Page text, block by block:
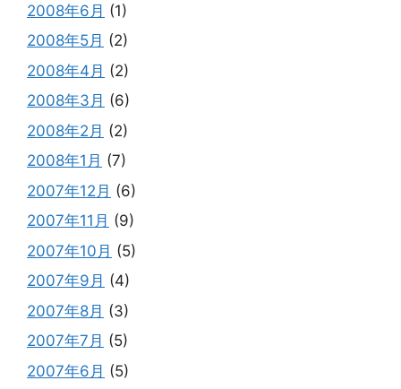
2008年6月 (1)
2008年5月 (2)
2008年4月 (2)
2008年3月 (6)
2008年2月 (2)
2008年1月 (7)
2007年12月 (6)
2007年11月 (9)
2007年10月 (5)
2007年9月 (4)
2007年8月 (3)
2007年7月 (5)
2007年6月 (5)